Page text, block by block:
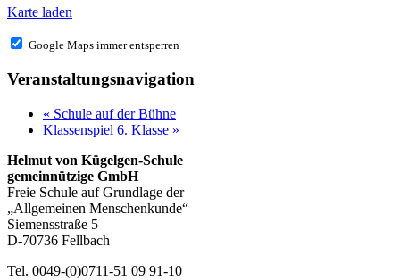
Karte laden
Google Maps immer entsperren
Veranstaltungsnavigation
« Schule auf der Bühne
Klassenspiel 6. Klasse »
Helmut von Kügelgen-Schule
gemeinnützige GmbH
Freie Schule auf Grundlage der
„Allgemeinen Menschenkunde“
Siemensstraße 5
D-70736 Fellbach
Tel. 0049-(0)0711-51 09 91-10